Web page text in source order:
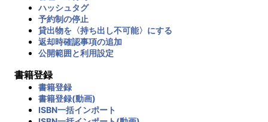
ハッシュタグ
予約制の停止
貸出物を〈持ち出し不可能〉にする
返却時確認事項の追加
公開範囲と利用設定
書籍登録
書籍登録
書籍登録(動画)
ISBN一括インポート